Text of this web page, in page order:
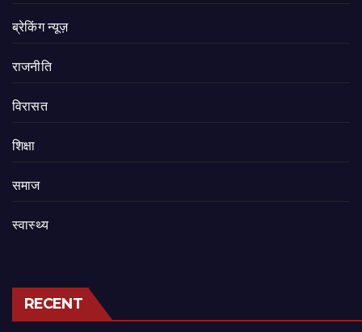
ब्रेकिंग न्यूज़
राजनीति
‍‍विरासत
शिक्षा
समाज
स्वास्थ्य
RECENT